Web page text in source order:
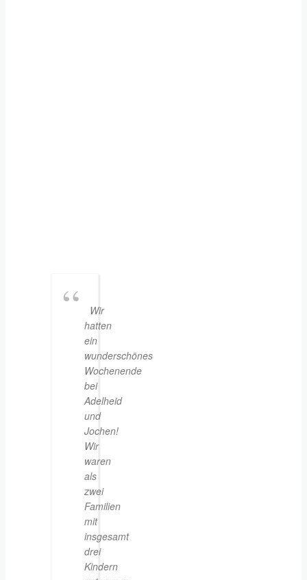
Wir
hatten
ein
wunderschönes
Wochenende
bei
Adelheid
und
Jochen!
Wir
waren
als
zwei
Familien
mit
insgesamt
drei
Kindern